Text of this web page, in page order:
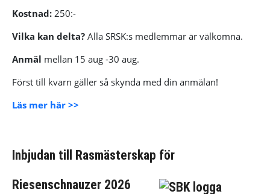
Kostnad: 250:-
Vilka kan delta? Alla SRSK:s medlemmar är välkomna.
Anmäl mellan 15 aug -30 aug.
Först till kvarn gäller så skynda med din anmälan!
Läs mer här >>
Inbjudan till Rasmästerskap för
Riesenschnauzer 2026